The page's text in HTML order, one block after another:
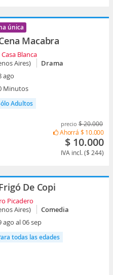
única
Macabra
Blanca
Aires)
Drama
ago
Minutos
Adultos
precio $ 20.000
Ahorrá $ 10.000
$ 10.000
IVA incl. ($ 244)
De Copi
Picadero
Aires)
Comedia
ago al 06 sep
todas las edades